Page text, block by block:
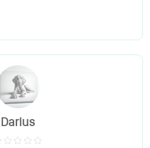
Darius